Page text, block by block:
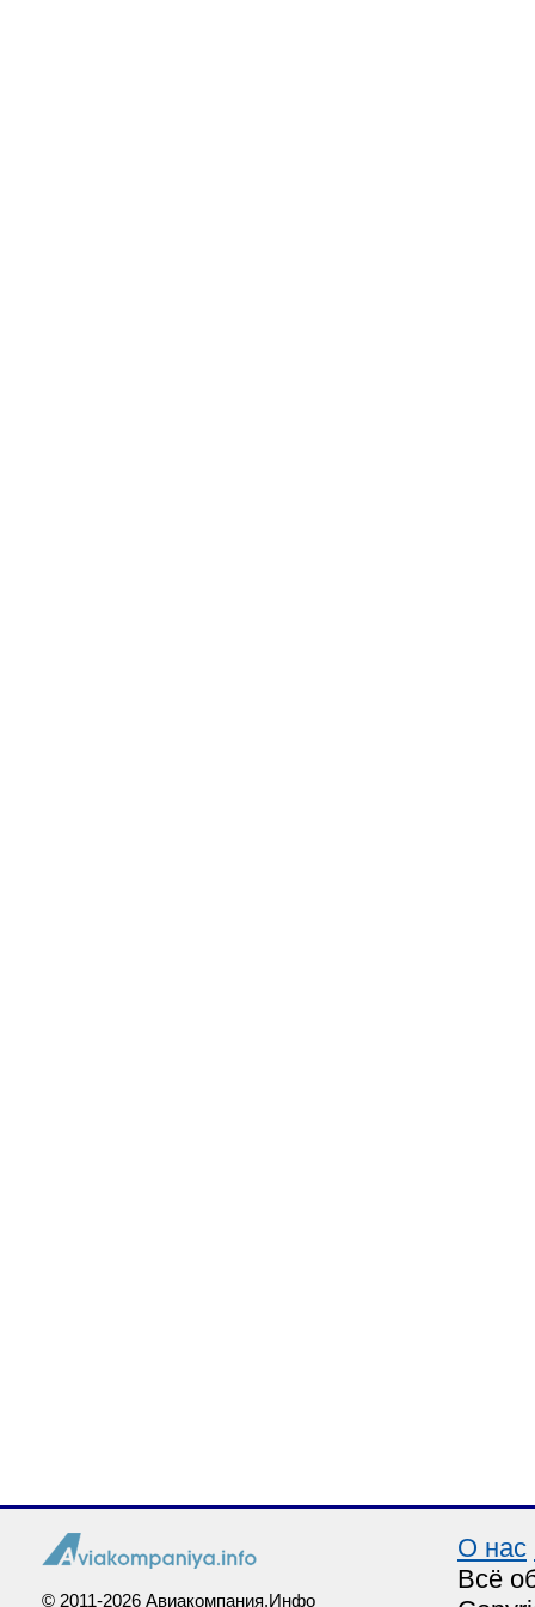
© 2011-2026 Авиакомпания.Инфо
О нас
Всё